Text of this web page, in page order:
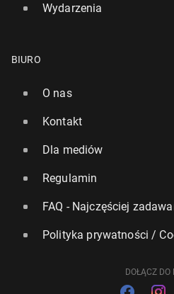
Wydarzenia
BIURO
O nas
Kontakt
Dla mediów
Regulamin
FAQ - Najczęściej
Polityka prywatności /
DOŁĄCZ DO